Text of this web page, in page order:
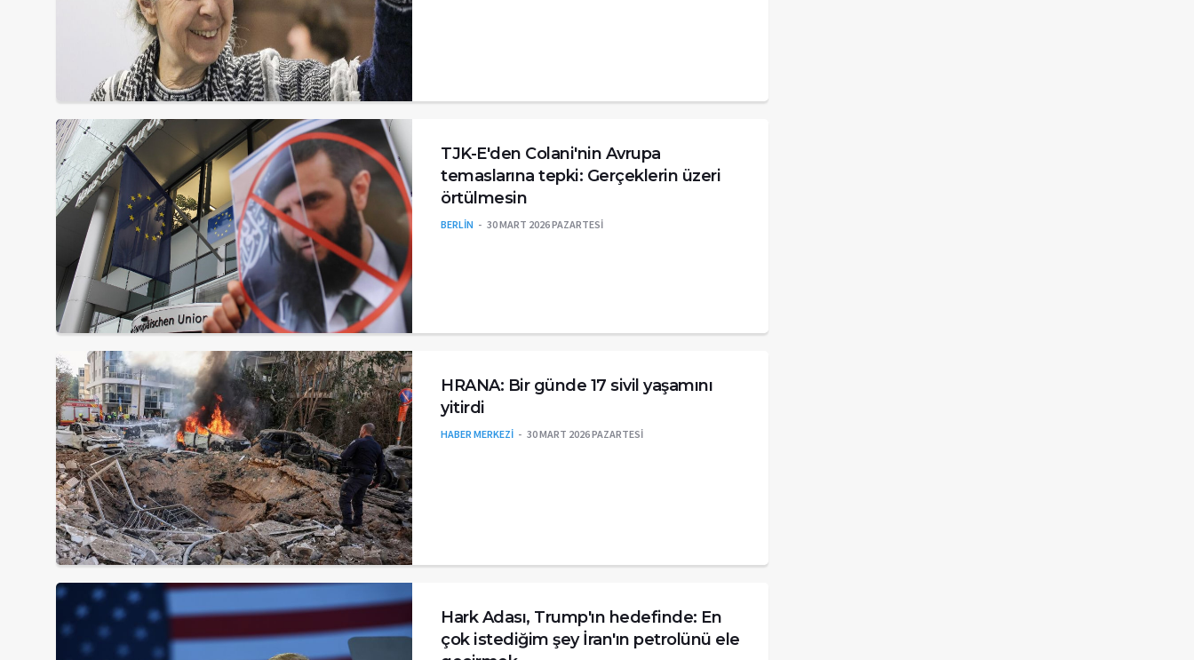
TJK-E'den Colani'nin Avrupa
temaslarına tepki: Gerçeklerin üzeri
örtülmesin
BERLİN 30 MART 2026 PAZARTESI
HRANA: Bir günde 17 sivil yaşamını
yitirdi
HABER MERKEZİ 30 MART 2026 PAZARTESI
Hark Adası, Trump'ın hedefinde: En
çok istediğim şey İran'ın petrolünü ele